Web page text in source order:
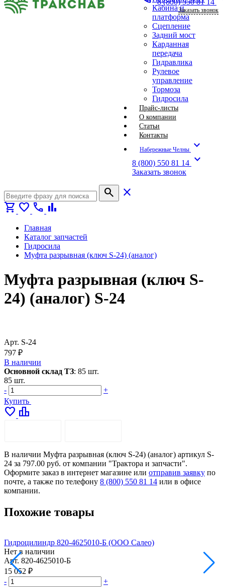
Кабина и
платформа
Сцепление
Задний мост
Карданная
передача
Гидравлика
Рулевое
управление
Тормоза
Гидросила
Прайс-листы
О компании
Статьи
Контакты
Набережные Челны expand_more
8 (800) 550 81 14 expand_more
Заказать звонок
Заказать звонок
search
close
shopping_cart favorite call bar_chart
Главная
Каталог запчастей
Гидросила
Муфта разрывная (ключ S-24) (аналог)
Муфта разрывная (ключ S-
24) (аналог) S-24
Арт. S-24
797 ₽
В наличии
Основной склад ТЗ: 85 шт.
85 шт.
-
+
Купить
favorite leaderboard
В наличии Муфта разрывная (ключ S-24) (аналог) артикул S-
24 за 797.00 руб. от компании "Трактора и запчасти".
Оформите заказ в интернет магазине или отправив заявку по
почте, а также по телефону 8 (800) 550 81 14 или в офисе
компании.
Похожие товары
Гидроцилиндр 820-4625010-Б (ООО Салео)
Нет в наличии
Арт. 820-4625010-Б
15 052 ₽
-
+